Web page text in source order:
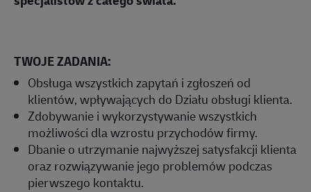
TWOJE ZADANIA:
Obsługa wszystkich zapytań i zgłoszeń od
klientów, wpływających do Działu obsługi klienta.
Zdobywanie i wykorzystywanie wszystkich
możliwości dla wzrostu przychodów firmy.
Dbanie o utrzymanie najwyższej satysfakcji klienta
oraz rozwiązywanie jego problemów podczas
pierwszego kontaktu.